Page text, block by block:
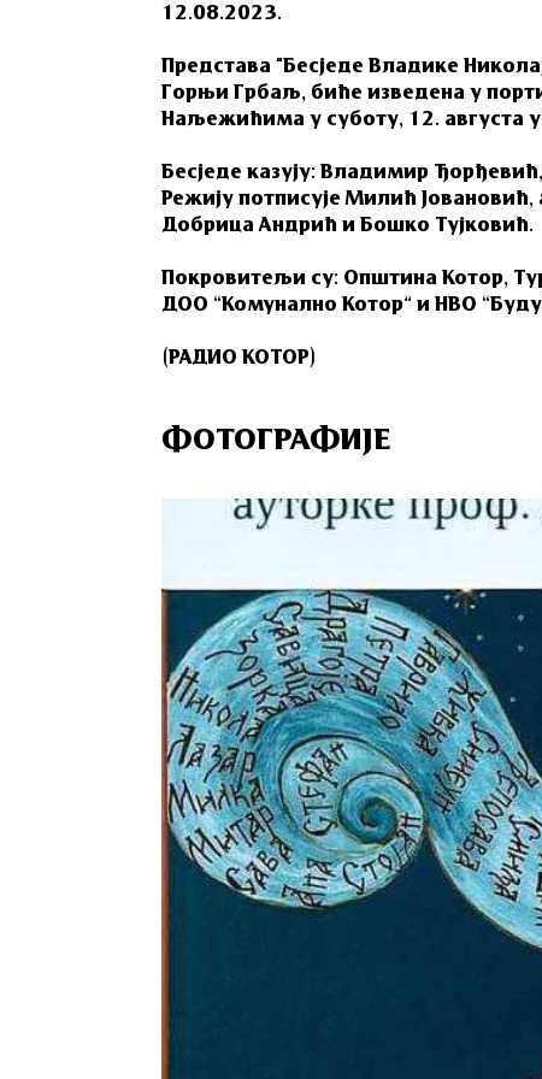
12.08.2023.
Представа "Бесjеде Владике
Горњи Грбаљ, биће изведена у
Наљежићима у суботу, 12. августа у
Бесједе казују: Владимир
Режију потписује Милић
Добрица Андрић и Бошко Тујковић.
Покровитељи су: Општина Котор,
ДОО “Комунално Котор” и НВО
(РАДИО КОТОР)
ФОТОГРАФИЈЕ